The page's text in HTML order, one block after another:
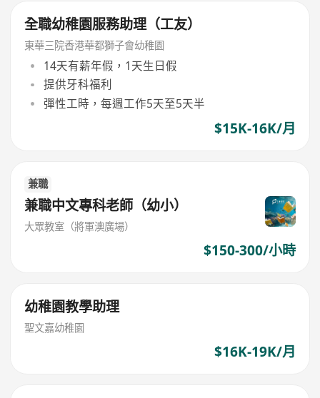
全職幼稚園服務助理（工友）
東華三院香港華都獅子會幼稚園
14天有薪年假，1天生日假
提供牙科福利
彈性工時，每週工作5天至5天半
$15K-16K/月
兼職
兼職中文專科老師（幼小）
大眾教室（將軍澳廣場）
$150-300/小時
幼稚園教學助理
聖文嘉幼稚園
$16K-19K/月